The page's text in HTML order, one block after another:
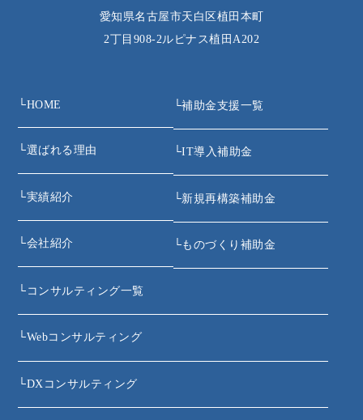
愛知県名古屋市天白区植田本町
2丁目908‐2ルピナス植田A202
└HOME
└選ばれる理由
└実績紹介
└会社紹介
└補助金支援一覧
└IT導入補助金
└新規再構築補助金
└ものづくり補助金
└ コンサルティング一覧
└Webコンサルティング
└DXコンサルティング